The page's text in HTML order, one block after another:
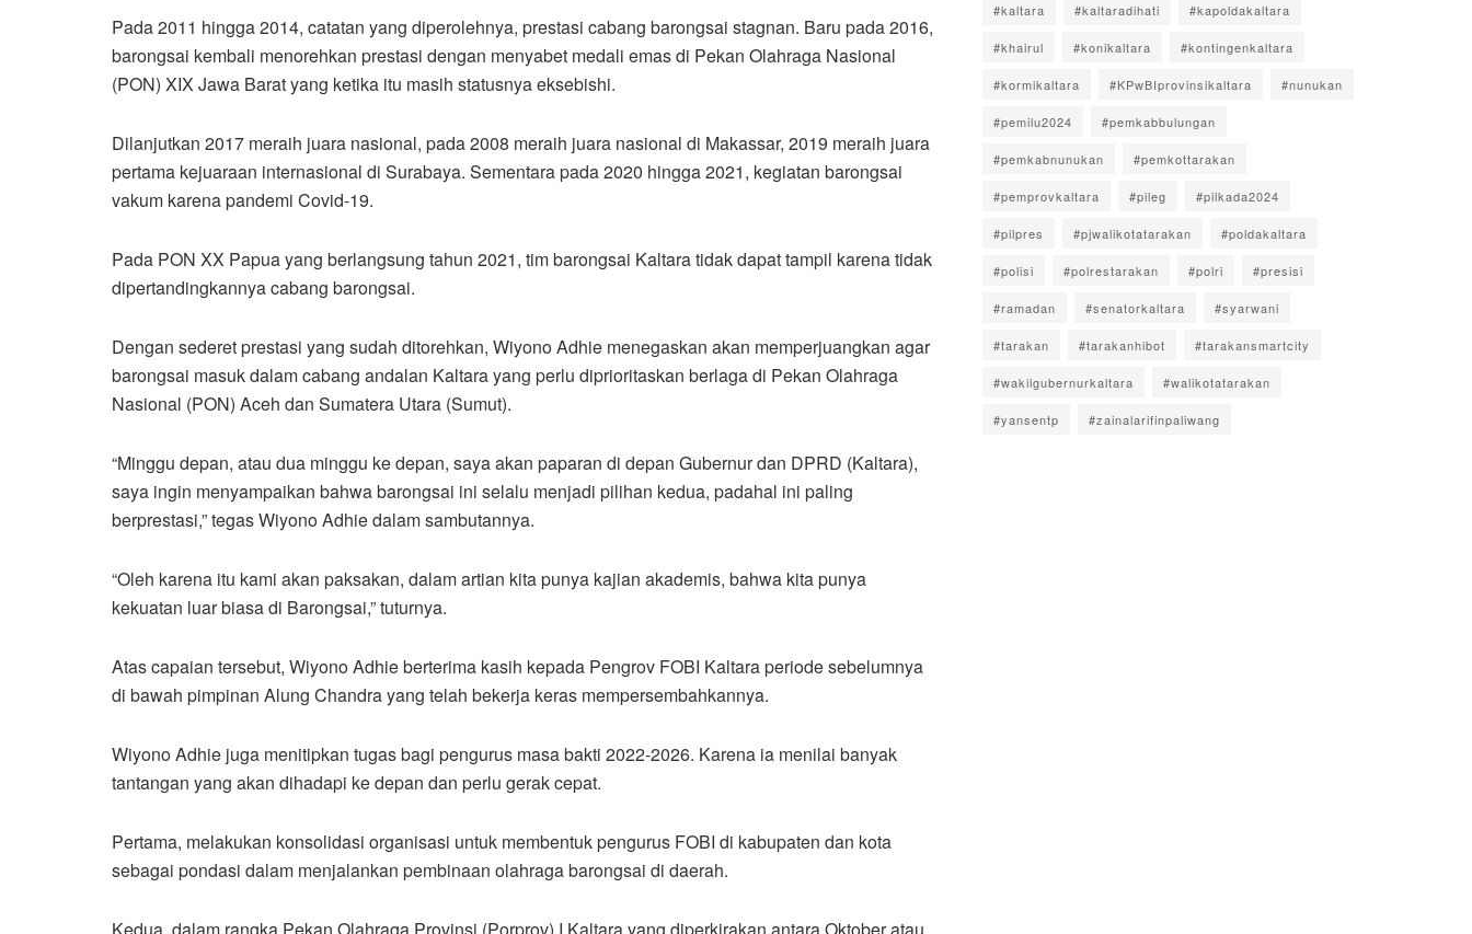
Pada 2011 hingga 2014, catatan yang diperolehnya, prestasi cabang barongsai stagnan. Baru pada 2016,
barongsai kembali menorehkan prestasi dengan menyabet medali emas di Pekan Olahraga Nasional
(PON) XIX Jawa Barat yang ketika itu masih statusnya eksebishi.
Dilanjutkan 2017 meraih juara nasional, pada 2008 meraih juara nasional di Makassar, 2019 meraih juara
pertama kejuaraan internasional di Surabaya. Sementara pada 2020 hingga 2021, kegiatan barongsai
vakum karena pandemi Covid-19.
Pada PON XX Papua yang berlangsung tahun 2021, tim barongsai Kaltara tidak dapat tampil karena tidak
dipertandingkannya cabang barongsai.
Dengan sederet prestasi yang sudah ditorehkan, Wiyono Adhie menegaskan akan memperjuangkan agar
barongsai masuk dalam cabang andalan Kaltara yang perlu diprioritaskan berlaga di Pekan Olahraga
Nasional (PON) Aceh dan Sumatera Utara (Sumut).
“Minggu depan, atau dua minggu ke depan, saya akan paparan di depan Gubernur dan DPRD (Kaltara),
saya ingin menyampaikan bahwa barongsai ini selalu menjadi pilihan kedua, padahal ini paling
berprestasi,” tegas Wiyono Adhie dalam sambutannya.
“Oleh karena itu kami akan paksakan, dalam artian kita punya kajian akademis, bahwa kita punya
kekuatan luar biasa di Barongsai,” tuturnya.
Atas capaian tersebut, Wiyono Adhie berterima kasih kepada Pengrov FOBI Kaltara periode sebelumnya
di bawah pimpinan Alung Chandra yang telah bekerja keras mempersembahkannya.
Wiyono Adhie juga menitipkan tugas bagi pengurus masa bakti 2022-2026. Karena ia menilai banyak
tantangan yang akan dihadapi ke depan dan perlu gerak cepat.
Pertama, melakukan konsolidasi organisasi untuk membentuk pengurus FOBI di kabupaten dan kota
sebagai pondasi dalam menjalankan pembinaan olahraga barongsai di daerah.
Kedua, dalam rangka Pekan Olahraga Provinsi (Porprov) I Kaltara yang diperkirakan antara Oktober atau
#kaltara #kaltaradihati #kapoldakaltara
#khairul #konikaltara #kontingenkaltara
#kormikaltara #KPwBIprovinsikaltara #nunukan
#pemilu2024 #pemkabbulungan
#pemkabnunukan #pemkottarakan
#pemprovkaltara #pileg #pilkada2024
#pilpres #pjwalikotatarakan #poldakaltara
#polisi #polrestarakan #polri #presisi
#ramadan #senatorkaltara #syarwani
#tarakan #tarakanhibot #tarakansmartcity
#wakilgubernurkaltara #walikotatarakan
#yansentp #zainalarifinpaliwang